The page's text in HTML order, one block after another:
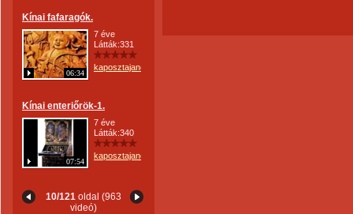
Kínai fafaragók.
06:34
7 éve
Látták:331
kaposztajanos
Kínai enteriőrök-1.
07:54
7 éve
Látták:340
kaposztajanos
10/121 oldal (963
videó)